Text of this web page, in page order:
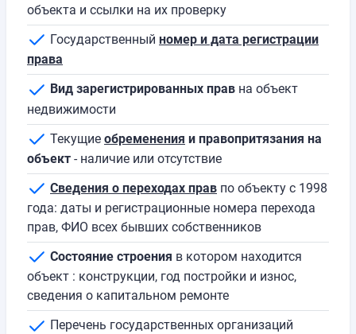
объекта и ссылки на их проверку
Государственный номер и дата регистрации
права
Вид зарегистрированных прав на объект
недвижимости
Текущие обременения и правопритязания на
объект - наличие или отсутствие
Сведения о переходах прав по объекту с 1998
года: даты и регистрационные номера перехода
прав, ФИО всех бывших собственников
Состояние строения в котором находится
объект : конструкции, год постройки и износ,
сведения о капитальном ремонте
Перечень государственных организаций